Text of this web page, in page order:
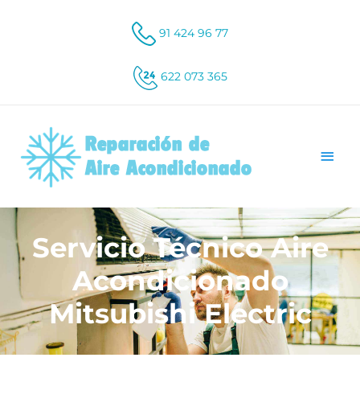
91 424 96 77
622 073 365
Servicio Técnico Aire
Acondicionado
Mitsubishi Electric